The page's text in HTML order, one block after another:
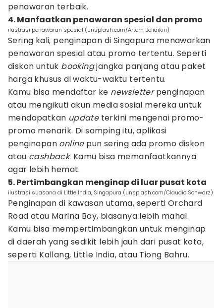
penawaran terbaik.
4. Manfaatkan penawaran spesial dan promo
ilustrasi penawaran spesial (unsplash.com/Artem Beliaikin)
Sering kali, penginapan di Singapura menawarkan
penawaran spesial atau promo tertentu. Seperti
diskon untuk bookingjangka panjang atau paket
harga khusus di waktu-waktu tertentu.
Kamu bisa mendaftar ke newsletterpenginapan
atau mengikuti akun media sosial mereka untuk
mendapatkan update terkini mengenai promo-
promo menarik. Di samping itu, aplikasi
penginapan online pun sering ada promo diskon
atau cashback. Kamu bisa memanfaatkannya
agar lebih hemat.
5. Pertimbangkan menginap di luar pusat kota
ilustrasi suasana di Little India, Singapura (unsplash.com/Claudio Schwarz)
Penginapan di kawasan utama, seperti Orchard
Road atau Marina Bay, biasanya lebih mahal.
Kamu bisa mempertimbangkan untuk menginap
di daerah yang sedikit lebih jauh dari pusat kota,
seperti Kallang, Little India, atau Tiong Bahru.